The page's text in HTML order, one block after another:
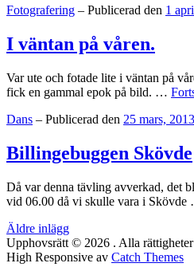
Kategorier:
Fotografering – Publicerad den 1
I väntan på våren.
Var ute och fotade lite i väntan på
fick en gammal epok på bild. …
Kategorier:
Dans – Publicerad den 25 mars, 2013
Billingebuggen Skövde
Då var denna tävling avverkad, det
vid 06.00 då vi skulle vara i
Inläggsnavigering
Äldre inlägg
Upphovsrätt © 2026 . Alla
High Responsive av Catch Themes